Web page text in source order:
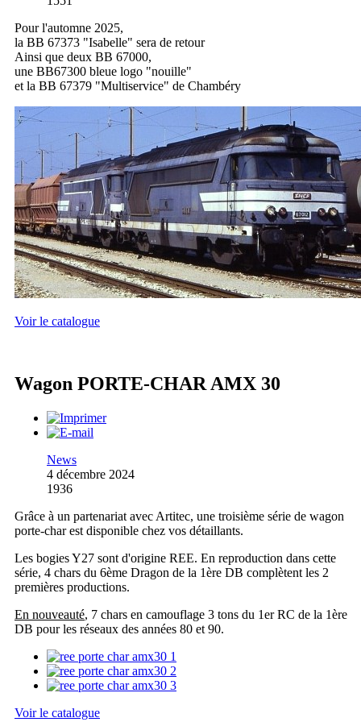
Pour l'automne 2025,
la BB 67373 "Isabelle" sera de retour
Ainsi que deux BB 67000,
une BB67300 bleue logo "nouille"
et la BB 67379 "Multiservice" de Chambéry
Voir le catalogue
Wagon PORTE-CHAR AMX 30
News
4 décembre 2024
1936
Grâce à un partenariat avec Artitec, une troisième série de wagon
porte-char est disponible chez vos détaillants.
Les bogies Y27 sont d'origine REE. En reproduction dans cette
série, 4 chars du 6ème Dragon de la 1ère DB complètent les 2
premières productions.
En nouveauté, 7 chars en camouflage 3 tons du 1er RC de la 1ère
DB pour les réseaux des années 80 et 90.
Voir le catalogue